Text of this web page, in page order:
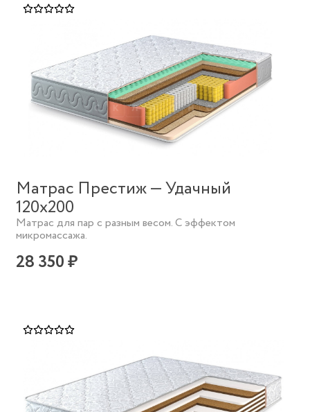
Матрас Престиж — Удачный
120х200
Матрас для пар с разным весом. С эффектом
микромассажа.
28 350 ₽